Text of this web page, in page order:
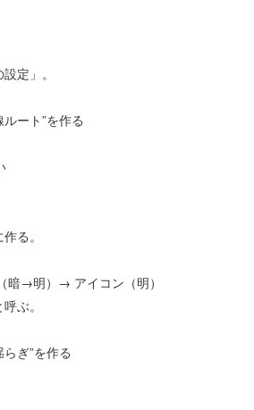
定」。
ルート”を作る
る。
暗→明）→ アイコン（明）
ぶ。
らぎ”を作る